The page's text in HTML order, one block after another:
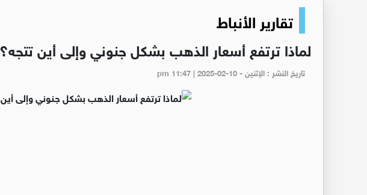
تقارير الأنباط
لماذا ترتفع أسعار الذهب بشكل جنوني وإلى أين تتجه؟
تاريخ النشر : الإثنين - pm 11:47 | 2025-02-10